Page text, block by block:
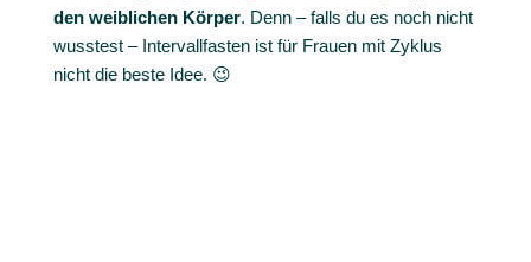
den weiblichen Körper. Denn – falls du es noch nicht
wusstest – Intervallfasten ist für Frauen mit Zyklus
nicht die beste Idee. 😉